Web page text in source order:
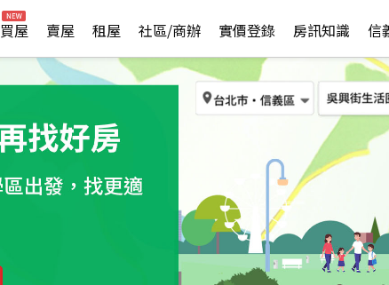
買屋 賣屋 租屋 社區/商辦 實價登錄 房訊知識 信